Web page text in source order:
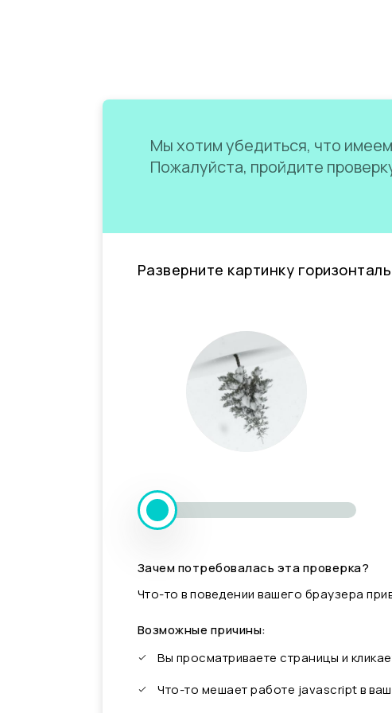
Мы хотим убедиться, что
Пожалуйста, пройдите
Разверните картинку
Зачем потребовалась эта проверка?
Что-то в поведении вашего браузера
Возможные причины:
Вы просматриваете страницы и
Что-то мешает работе javascript в